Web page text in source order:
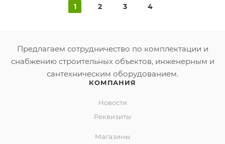
1 2 3 4
Предлагаем сотрудничество по комплектации и
снабжению строительных объектов, инженерным и
сантехническим оборудованием.
КОМПАНИЯ
Новости
Реквизиты
Магазины